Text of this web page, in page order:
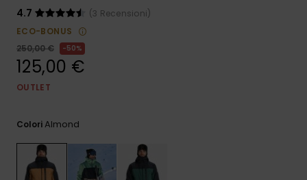
nostro
4.7
(3 Recensioni)
ECO-BONUS
250,00 €
50%
125,00 €
OUTLET
ColoriAlmond